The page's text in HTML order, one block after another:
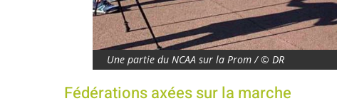
Une partie du NCAA sur la Prom / © DR
Fédérations axées sur la marche